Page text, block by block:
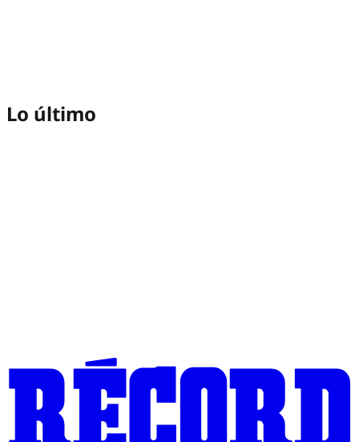
Lo último